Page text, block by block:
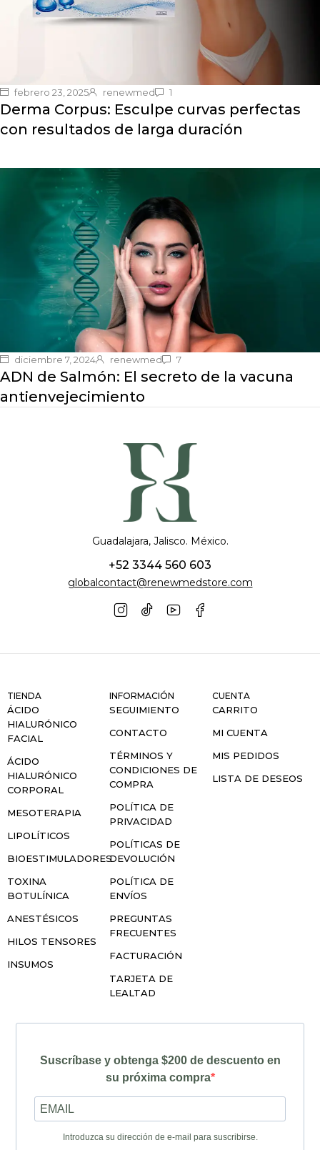
febrero 23, 2025 renewmed 1
Derma Corpus: Esculpe curvas perfectas
con resultados de larga duración
diciembre 7, 2024 renewmed 7
ADN de Salmón: El secreto de la vacuna
antienvejecimiento
Guadalajara, Jalisco. México.
+52 3344 560 603
globalcontact@renewmedstore.com
TIENDA
ÁCIDO
HIALURÓNICO
FACIAL
ÁCIDO
HIALURÓNICO
CORPORAL
MESOTERAPIA
LIPOLÍTICOS
BIOESTIMULADORES
TOXINA
BOTULÍNICA
ANESTÉSICOS
HILOS TENSORES
INSUMOS
INFORMACIÓN
SEGUIMIENTO
CONTACTO
TÉRMINOS Y
CONDICIONES DE
COMPRA
POLÍTICA DE
PRIVACIDAD
POLÍTICAS DE
DEVOLUCIÓN
POLÍTICA DE
ENVÍOS
PREGUNTAS
FRECUENTES
FACTURACIÓN
TARJETA DE
LEALTAD
CUENTA
CARRITO
MI CUENTA
MIS PEDIDOS
LISTA DE DESEOS
Suscríbase y obtenga $200 de descuento en
su próxima compra
Introduzca su dirección de e-mail para suscribirse.